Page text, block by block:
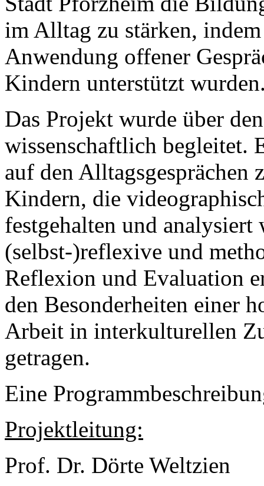
im Alltag zu stärken,
Anwendung offener
Kindern unterstützt
Das Projekt wurde über
wissenschaftlich begleitet.
auf den Alltagsgesprächen
Kindern, die
festgehalten und
(selbst-)reflexive und
Reflexion und Evaluation
den Besonderheiten einer
Arbeit in interkulturellen
getragen.
Eine
Projektleitung:
Prof. Dr. Dörte Weltzien